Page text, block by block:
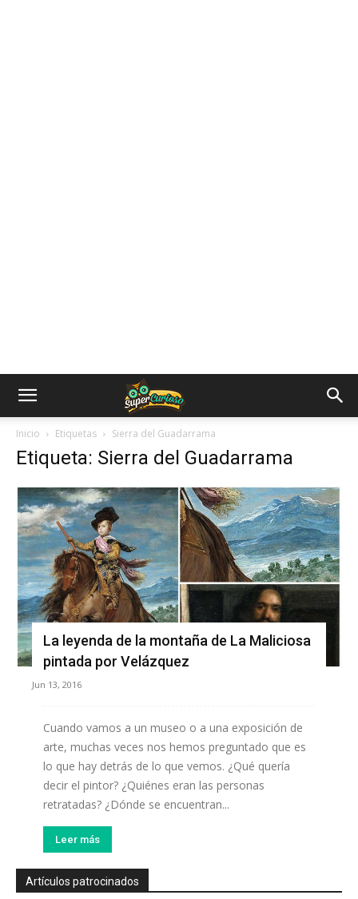
Inicio Etiquetas Sierra del Guadarrama
Etiqueta: Sierra del Guadarrama
La leyenda de la montaña de La Maliciosa
pintada por Velázquez
Jun 13, 2016
Cuando vamos a un museo o a una exposición de
arte, muchas veces nos hemos preguntado que es
lo que hay detrás de lo que vemos. ¿Qué quería
decir el pintor? ¿Quiénes eran las personas
retratadas? ¿Dónde se encuentran...
Leer más
Artículos patrocinados